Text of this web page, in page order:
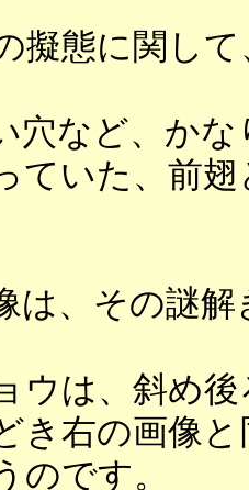
擬態に関し
穴など、か
ていた、前
は、その謎
ウは、斜め
き右の画像
のです。